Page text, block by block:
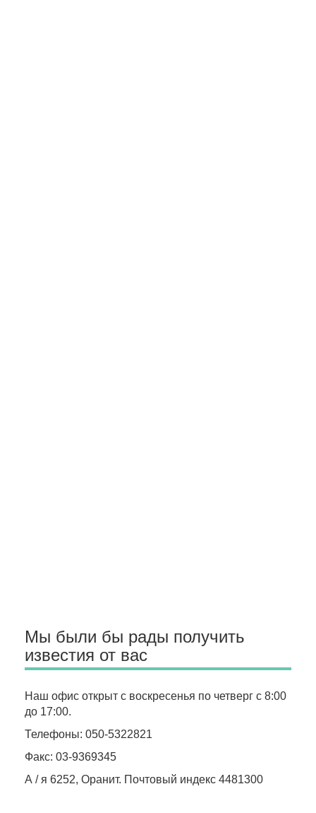
Мы были бы рады получить
известия от вас
Наш офис открыт с воскресенья по четверг с 8:00
до 17:00.
Телефоны: 050-5322821
Факс: 03-9369345
А / я 6252, Оранит. Почтовый индекс 4481300